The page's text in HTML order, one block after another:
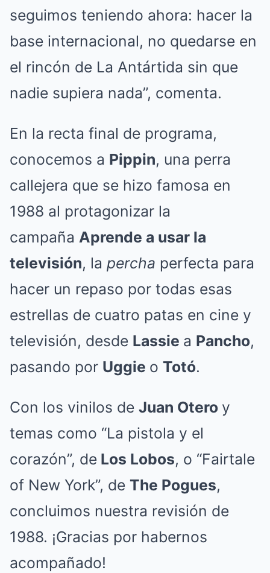
seguimos teniendo ahora: hacer la
base internacional, no quedarse en
el rincón de La Antártida sin que
nadie supiera nada”, comenta.
En la recta final de programa,
conocemos a Pippin, una perra
callejera que se hizo famosa en
1988 al protagonizar la
campaña Aprende a usar la
televisión, la percha perfecta para
hacer un repaso por todas esas
estrellas de cuatro patas en cine y
televisión, desde Lassie a Pancho,
pasando por Uggie o Totó.
Con los vinilos de Juan Otero y
temas como “La pistola y el
corazón”, de Los Lobos, o “Fairtale
of New York”, de The Pogues,
concluimos nuestra revisión de
1988. ¡Gracias por habernos
acompañado!